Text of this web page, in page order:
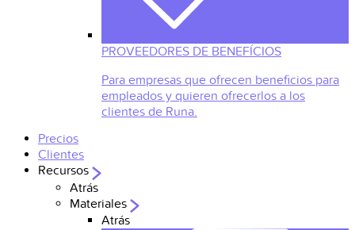
PROVEEDORES DE BENEFÍCIOS
Para empresas que ofrecen beneficios para
empleados y quieren ofrecerlos a los
clientes de Runa.
Precios
Clientes
Recursos
Atrás
Materiales
Atrás